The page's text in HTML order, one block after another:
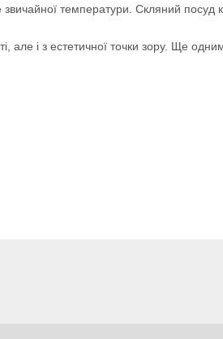
температури. Скляний посуд
але і з естетичної точки зору. Ще